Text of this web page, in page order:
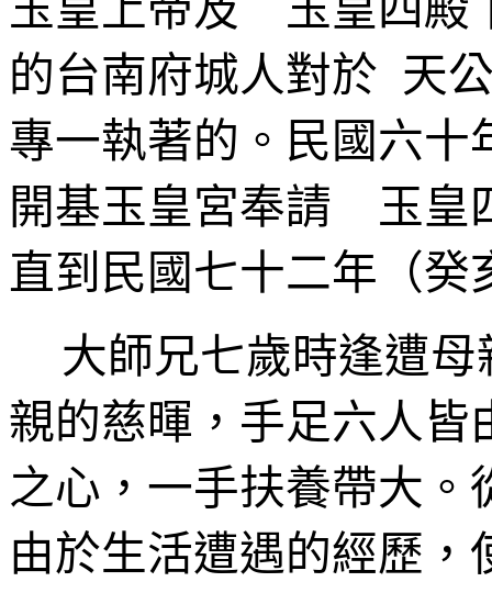
的台南府城人對於 天
專一執著的。民國六十
開基玉皇宮奉請 玉皇
直到民國七十二年（
大師兄七歲時逢遭
親的慈暉，手足六人皆
之心，一手扶養帶大
由於生活遭遇的經歷